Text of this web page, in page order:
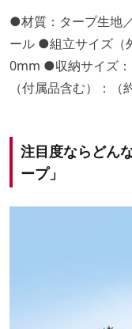
●材質：タープ生地
ール ●組立サイズ（
0mm ●収納サイズ
（付属品含む）：（
注目度ならどん
ープ」